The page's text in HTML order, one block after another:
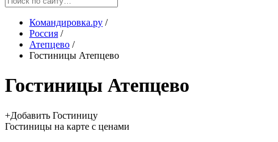
Командировка.ру /
Россия /
Атепцево /
Гостиницы Атепцево
Гостиницы Атепцево
+Добавить Гостиницу
Гостиницы на карте с ценами